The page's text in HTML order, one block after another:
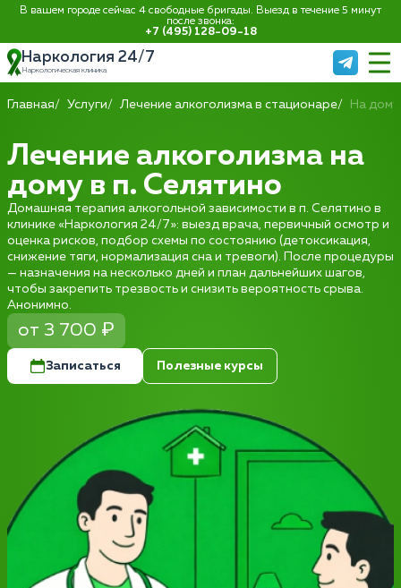
В вашем городе сейчас 4 свободные бригады. Выезд в течение 5 минут
после звонка:
+7 (495) 128-09-18
Наркология 24/7
Наркологическая клиника
Главная Услуги Лечение алкоголизма в стационаре На дому
Лечение алкоголизма на
дому в п. Селятино
Домашняя терапия алкогольной зависимости в п. Селятино в
клинике «Наркология 24/7»: выезд врача, первичный осмотр и
оценка рисков, подбор схемы по состоянию (детоксикация,
снижение тяги, нормализация сна и тревоги). После процедуры
— назначения на несколько дней и план дальнейших шагов,
чтобы закрепить трезвость и снизить вероятность срыва.
Анонимно.
от 3 700 ₽
Записаться Полезные курсы